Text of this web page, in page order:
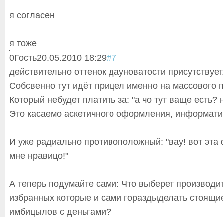
я согласен
я тоже
0Гость20.05.2010 18:29#7
действительно оттенок дауноватости
Собсвенно тут идёт прицел именно на массового
Который небудет платить за: "а чо тут ваще есть?
Это касаемо аскетичного оформления,
И уже радиально противоположный: "вау! вот
мне нравицо!"
А теперь подумайте сами: Что выберет
избранных которые и сами гораздыделать
имбицылов с деньгами?